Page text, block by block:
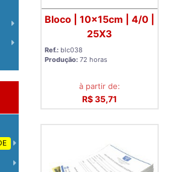
Bloco | 10x15cm | 4/0 |
25X3
Ref.: blc038
Produção: 72 horas
à partir de:
R$ 35,71